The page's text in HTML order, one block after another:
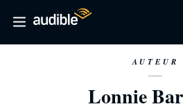
AUTEUR
Lonnie